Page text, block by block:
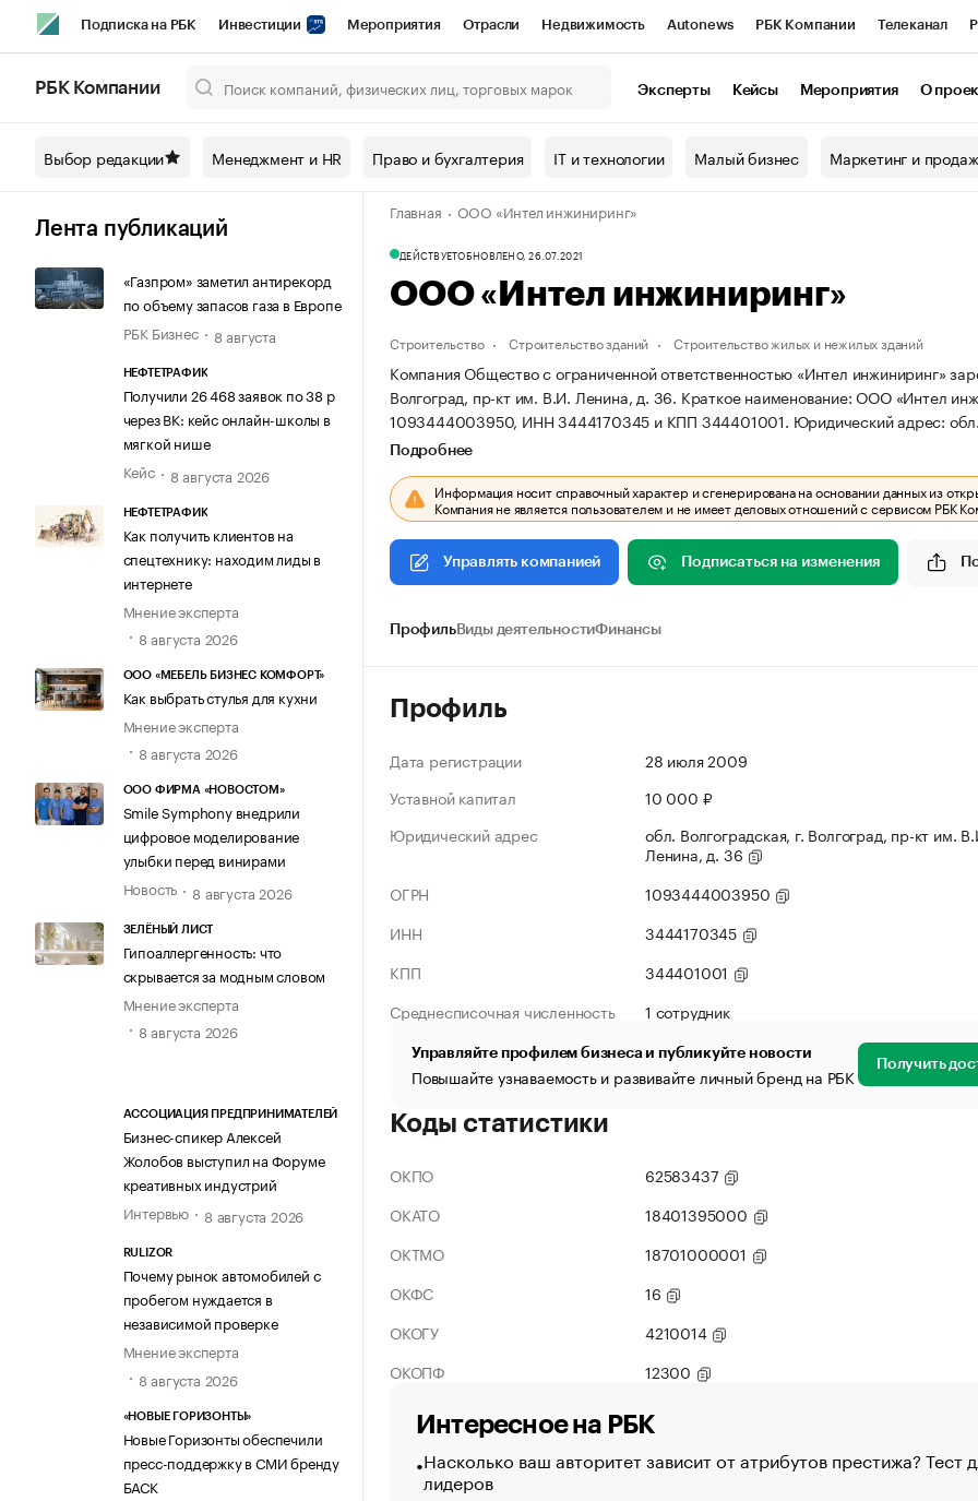
Подписка на РБК Инвестиции Мероприятия Отрасли Недвижимость Autonews РБК Компании Телеканал
Спецпроекты СПб Конференции СПб Спецпроекты Проверка контрагентов
Технологии и медиа Рынок наличной валюты
РБК Компании Эксперты Кейсы Мероприятия О
Выбор редакции Менеджмент и HR Право и бухгалтерия IT и технологии Малый бизнес Маркетинг и
Лента публикаций
«Газпром» заметил антирекорд
по объему запасов газа в Европе
РБК Бизнес
8 августа
НЕФТЕТРАФИК
Получили 26 468 заявок по 38 р
через ВК: кейс онлайн-школы в
мягкой нише
Кейс
8 августа 2026
НЕФТЕТРАФИК
Как получить клиентов на
спецтехнику: находим лиды в
интернете
Мнение эксперта
8 августа 2026
ООО «МЕБЕЛЬ БИЗНЕС КОМФОРТ»
Как выбрать стулья для кухни
Мнение эксперта
8 августа 2026
ООО ФИРМА «НОВОСТОМ»
Smile Symphony внедрили
цифровое моделирование
улыбки перед винирами
Новость
8 августа 2026
ЗЕЛЁНЫЙ ЛИСТ
Гипоаллергенность: что
скрывается за модным словом
Мнение эксперта
8 августа 2026
АССОЦИАЦИЯ ПРЕДПРИНИМАТЕЛЕЙ
Бизнес-спикер Алексей
Жолобов выступил на Форуме
креативных индустрий
Интервью
8 августа 2026
RULIZOR
Почему рынок автомобилей с
пробегом нуждается в
независимой проверке
Мнение эксперта
8 августа 2026
«НОВЫЕ ГОРИЗОНТЫ»
Новые Горизонты обеспечили
пресс-поддержку в СМИ бренду
БАСК
Главная ООО «Интел инжиниринг»
ДЕЙСТВУЕТОБНОВЛЕНО, 26.07.2021
ООО «Интел инжиниринг»
Строительство Строительство зданий Строительство жилых и нежилых зданий
Компания Общество с ограниченной ответственностью «Интел инжиниринг»
Волгоград, пр-кт им. В.И. Ленина, д. 36. Краткое наименование: ООО «Интел
1093444003950, ИНН 3444170345 и КПП 344401001. Юридический адрес:
Подробнее
Информация носит справочный характер и сгенерирована на основании данных из
Компания не является пользователем и не имеет деловых отношений с сервисом РБК
Управлять компанией Подписаться на изменения
ПрофильВиды деятельностиФинансы
Профиль
Дата регистрации
28 июля 2009
Уставной капитал
10 000 ₽
Юридический адрес
обл. Волгоградская, г. Волгоград, пр-кт им.
Ленина, д. 36
ОГРН
1093444003950
ИНН
3444170345
КПП
344401001
Среднесписочная численность
1 сотрудник
Управляйте профилем бизнеса и публикуйте новости
Повышайте узнаваемость и развивайте личный бренд на РБК Получить
Коды статистики
ОКПО
62583437
ОКАТО
18401395000
ОКТМО
18701000001
ОКФС
16
ОКОГУ
4210014
ОКОПФ
12300
Интересное на РБК
Насколько ваш авторитет зависит от атрибутов престижа? Тест
лидеров